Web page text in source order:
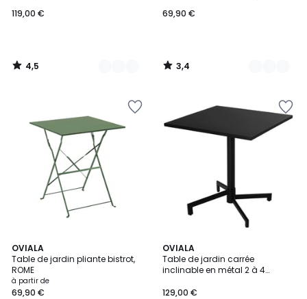
119,00 €
4,5
/
69,90 €
3,4
/
OVIALA
Table de jardin pliante bistrot,
ROME
à partir de
69,90 €
4,3
/ 5
7
Couleurs
OVIALA
Table de jardin carrée
inclinable en métal 2 à 4
129,00 €
12
Couleurs